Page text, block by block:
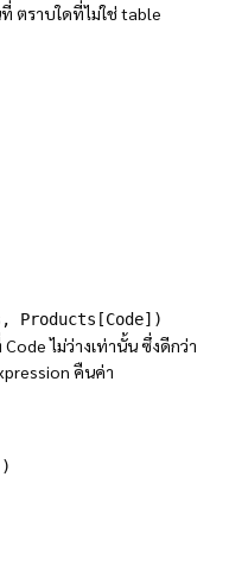
ตราบใดที่ไม่ใช่ table
Products[Code])
ไม่ว่างเท่านั้น ซึ่งดีกว่า
คืนค่า
)